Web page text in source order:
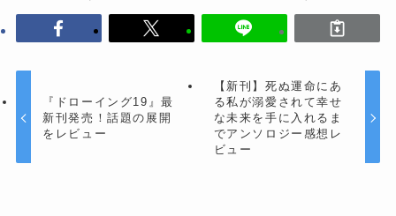
『ドローイング19』最
新刊発売！話題の展開
をレビュー
【新刊】死ぬ運命にあ
る私が溺愛されて幸せ
な未来を手に入れるま
でアンソロジー感想レ
ビュー